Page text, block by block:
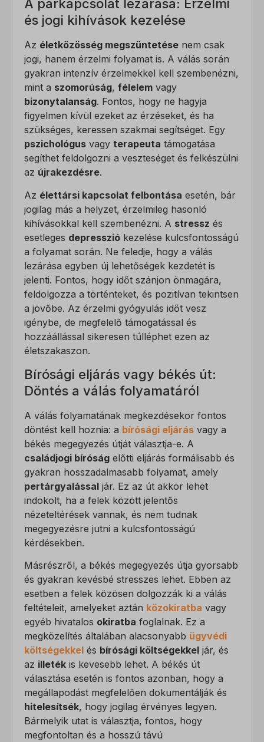
A párkapcsolat lezárása: Érzelmi
és jogi kihívások kezelése
Az életközösség megszüntetése nem csak
jogi, hanem érzelmi folyamat is. A válás során
gyakran intenzív érzelmekkel kell szembenézni,
mint a szomorúság, félelem vagy
bizonytalanság. Fontos, hogy ne hagyja
figyelmen kívül ezeket az érzéseket, és ha
szükséges, keressen szakmai segítséget. Egy
pszichológus vagy terapeuta támogatása
segíthet feldolgozni a veszteséget és felkészülni
az újrakezdésre.
Az élettársi kapcsolat felbontása esetén, bár
jogilag más a helyzet, érzelmileg hasonló
kihívásokkal kell szembenézni. A stressz és
esetleges depresszió kezelése kulcsfontosságú
a folyamat során. Ne feledje, hogy a válás
lezárása egyben új lehetőségek kezdetét is
jelenti. Fontos, hogy időt szánjon önmagára,
feldolgozza a történteket, és pozitívan tekintsen
a jövőbe. Az érzelmi gyógyulás időt vesz
igénybe, de megfelelő támogatással és
hozzáállással sikeresen túlléphet ezen az
életszakaszon.
Bírósági eljárás vagy békés út:
Döntés a válás folyamatáról
A válás folyamatának megkezdésekor fontos
döntést kell hoznia: a bírósági eljárás vagy a
békés megegyezés útját választja-e. A
családjogi bíróság előtti eljárás formálisabb és
gyakran hosszadalmasabb folyamat, amely
pertárgyalással jár. Ez az út akkor lehet
indokolt, ha a felek között jelentős
nézeteltérések vannak, és nem tudnak
megegyezésre jutni a kulcsfontosságú
kérdésekben.
Másrészről, a békés megegyezés útja gyorsabb
és gyakran kevésbé stresszes lehet. Ebben az
esetben a felek közösen dolgozzák ki a válás
feltételeit, amelyeket aztán közokiratba vagy
egyéb hivatalos okiratba foglalnak. Ez a
megközelítés általában alacsonyabb ügyvédi
költségekkel és bírósági költségekkel jár, és
az illeték is kevesebb lehet. A békés út
választása esetén is fontos azonban, hogy a
megállapodást megfelelően dokumentálják és
hitelesítsék, hogy jogilag érvényes legyen.
Bármelyik utat is választja, fontos, hogy
megfontoltan és a hosszú távú
mwai_session_id
wordpress_test_cookie
wp_lang
wp-settings-*
wp-settings-time-*
weboldalunkkal.
Részletek megjelenítése
_ga
_ga_*
sajssdk_2015_cross_new_user
visitor
Marketing
A marketing szolgáltatásokat harmadik fél hirdetői vagy kiadói
használják személyre szabott hirdetések megjelenítésére. Ezt a
látogatók nyomon követésével teszik meg különböző
weboldalakon.
Részletek megjelenítése
_fbc
_gcl_aw
_gcl_gs
Egyéb szolgáltatások
Ez a kategória minden olyan sütit, domaint és szolgáltatást
magában foglal, amelyek nem tartoznak a megadott kategóriákba,
vagy amelyeket nem kategorizáltak.
_dd_s
amp_*
fluentchat_id
perf_*
ph_*_posthog
sensorsdata2015jssdkcross
SL_GWPT_Show_Hide_tmp
SLO_GWPT_Show_Hide_tmp
ssm_au_c
ucp_tabs